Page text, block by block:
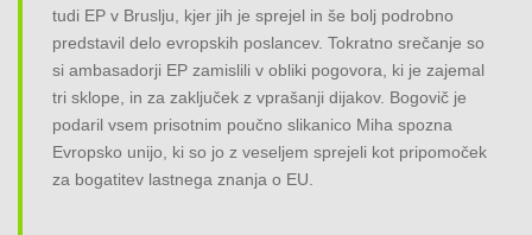
tudi EP v Bruslju, kjer jih je sprejel in še bolj podrobno
predstavil delo evropskih poslancev. Tokratno srečanje so
si ambasadorji EP zamislili v obliki pogovora, ki je zajemal
tri sklope, in za zaključek z vprašanji dijakov. Bogovič je
podaril vsem prisotnim poučno slikanico Miha spozna
Evropsko unijo, ki so jo z veseljem sprejeli kot pripomoček
za bogatitev lastnega znanja o EU.